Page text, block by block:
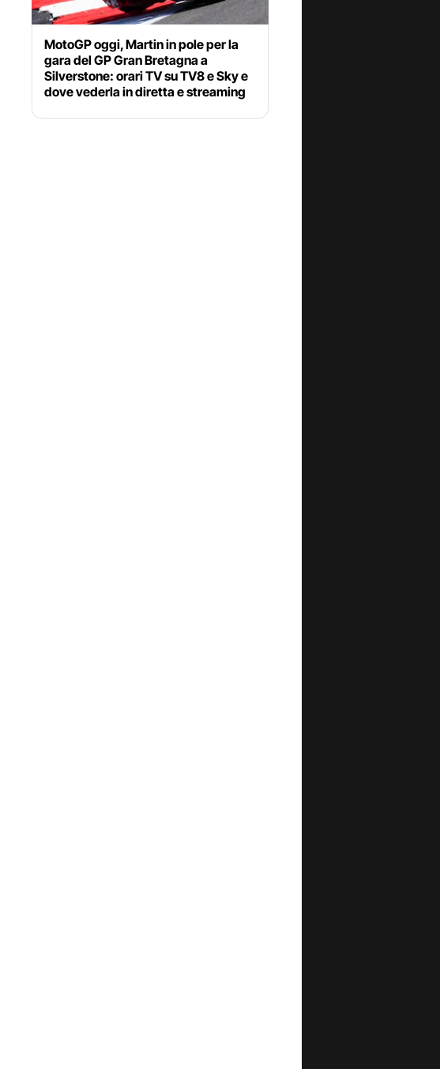
MotoGP oggi, Martin in pole per la
gara del GP Gran Bretagna a
Silverstone: orari TV su TV8 e Sky e
dove vederla in diretta e streaming